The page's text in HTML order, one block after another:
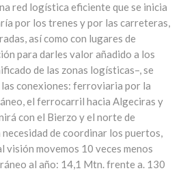
red logística eficiente que se inicia
por los trenes y por las carreteras,
así como con lugares de
para darles valor añadido a los
de las zonas logísticas–, se
conexiones: ferroviaria por la
el ferrocarril hacia Algeciras y
con el Bierzo y el norte de
de coordinar los puertos,
visión movemos 10 veces menos
al año: 14,1 Mtn. frente a. 130